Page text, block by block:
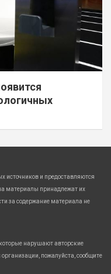
источников и предоставляются
материалы принадлежат их
за содержание материала не
нарушают авторские
пожалуйста, сообщите